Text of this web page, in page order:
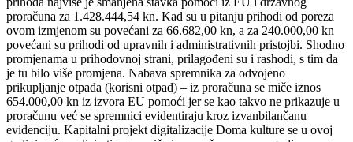
proračuna za 1.428.444,54 kn. Kad su u pitanju prihodi od poreza
ovom izmjenom su povećani za 66.682,00 kn, a za 240.000,00 kn
povećani su prihodi od upravnih i administrativnih pristojbi. Shodno
promjenama u prihodovnoj strani, prilagođeni su i rashodi, s tim da
je tu bilo više promjena. Nabava spremnika za odvojeno
prikupljanje otpada (korisni otpad) – iz proračuna se miče iznos
654.000,00 kn iz izvora EU pomoći jer se kao takvo ne prikazuje u
proračunu već se spremnici evidentiraju kroz izvanbilančanu
evidenciju. Kapitalni projekt digitalizacije Doma kulture se u ovoj